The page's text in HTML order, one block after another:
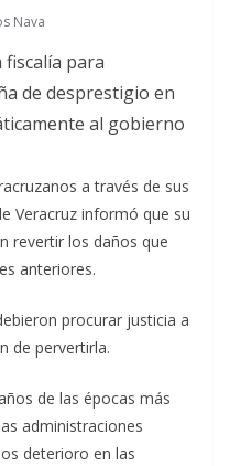
Nava
para
de desprestigio en
al gobierno
a través de sus
Veracruz informó que su
revertir los daños que
anteriores.
procurar justicia a
de pervertirla.
de las épocas más
administraciones
deterioro en las